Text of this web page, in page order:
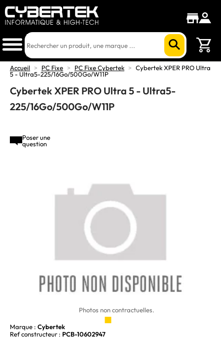
Accueil > PC Fixe > PC Fixe Cybertek > Cybertek XPER PRO Ultra
5 - Ultra5-225/16Go/500Go/W11P
Cybertek XPER PRO Ultra 5 - Ultra5-
225/16Go/500Go/W11P
Poser une
question
Photos non contractuelles.
Marque : Cybertek
Ref constructeur : PCB-10602947